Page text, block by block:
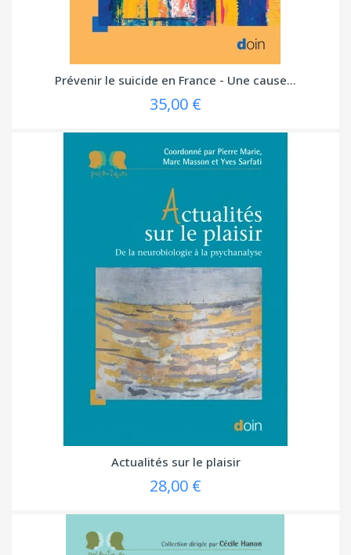
Prévenir le suicide en France - Une cause...
35,00 €
Actualités sur le plaisir
28,00 €